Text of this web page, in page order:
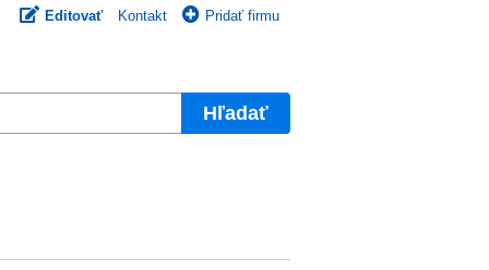
Editovať Kontakt Pridať firmu
Hľadať